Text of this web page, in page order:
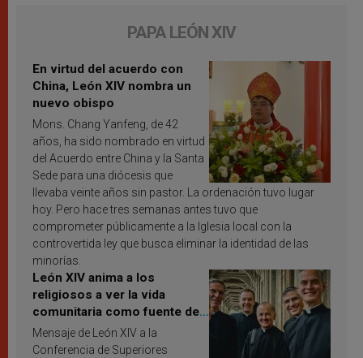
PAPA LEÓN XIV
En virtud del acuerdo con
China, León XIV nombra un
nuevo obispo
Mons. Chang Yanfeng, de 42
años, ha sido nombrado en virtud
del Acuerdo entre China y la Santa
Sede para una diócesis que
llevaba veinte años sin pastor. La ordenación tuvo lugar
hoy. Pero hace tres semanas antes tuvo que
comprometer públicamente a la Iglesia local con la
controvertida ley que busca eliminar la identidad de las
minorías.
León XIV anima a los
religiosos a ver la vida
comunitaria como fuente de
inspiración y santificación
Mensaje de León XIV a la
Conferencia de Superiores